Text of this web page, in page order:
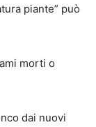
piante” può
morti o
dai nuovi